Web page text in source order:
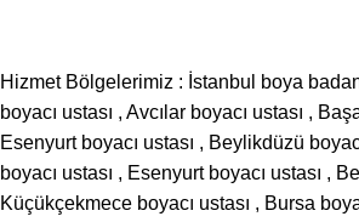
Hizmet Bölgelerimiz : İstanbul boya
boyacı ustası , Avcılar boyacı ustası ,
Esenyurt boyacı ustası , Beylikdüzü
boyacı ustası , Esenyurt boyacı ustası ,
Küçükçekmece boyacı ustası , Bursa